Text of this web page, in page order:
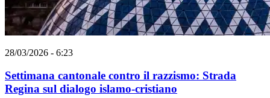
28/03/2026 - 6:23
Settimana cantonale contro il razzismo: Strada
Regina sul dialogo islamo-cristiano